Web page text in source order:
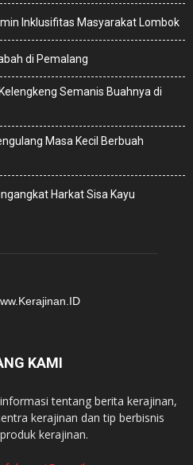
Inklusifitas Masyarakat Lombok
di Pemalang
Semanis Buahnya di
Masa Kecil Berbuah
Harkat Sisa Kayu
KAMI
tentang berita kerajinan,
kerajinan dan tip berbisnis
kerajinan.